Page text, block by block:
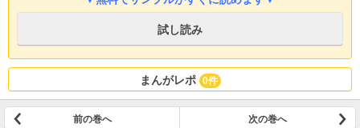
試し読み
まんがレポ 0件
前の巻へ 次の巻へ